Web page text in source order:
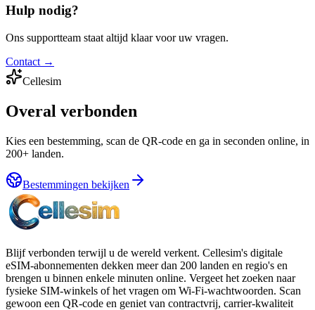
Hulp nodig?
Ons supportteam staat altijd klaar voor uw vragen.
Contact →
Cellesim
Overal verbonden
Kies een bestemming, scan de QR-code en ga in seconden online, in
200+ landen.
Bestemmingen bekijken
Blijf verbonden terwijl u de wereld verkent. Cellesim's digitale
eSIM-abonnementen dekken meer dan 200 landen en regio's en
brengen u binnen enkele minuten online. Vergeet het zoeken naar
fysieke SIM-winkels of het vragen om Wi-Fi-wachtwoorden. Scan
gewoon een QR-code en geniet van contractvrij, carrier-kwaliteit